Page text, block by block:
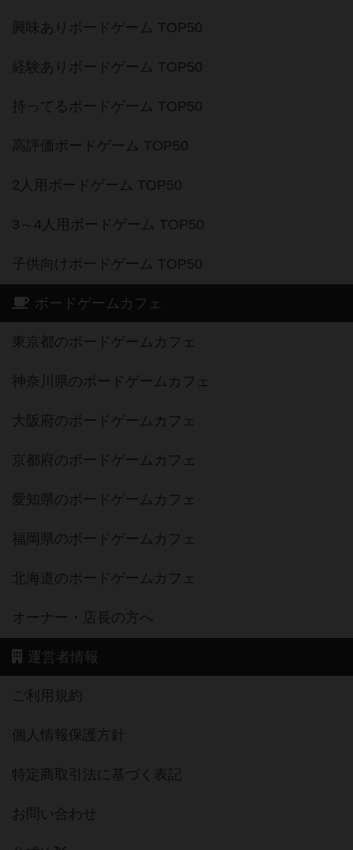
興味ありボードゲーム TOP50
経験ありボードゲーム TOP50
持ってるボードゲーム TOP50
高評価ボードゲーム TOP50
2人用ボードゲーム TOP50
3～4人用ボードゲーム TOP50
子供向けボードゲーム TOP50
ボードゲームカフェ
東京都のボードゲームカフェ
神奈川県のボードゲームカフェ
大阪府のボードゲームカフェ
京都府のボードゲームカフェ
愛知県のボードゲームカフェ
福岡県のボードゲームカフェ
北海道のボードゲームカフェ
オーナー・店長の方へ
運営者情報
ご利用規約
個人情報保護方針
特定商取引法に基づく表記
お問い合わせ